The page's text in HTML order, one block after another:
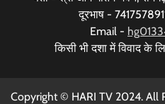
दूरभाष -
Email -
किसी भी दशा में विवाद के
Copyright © HARI TV 2024. All